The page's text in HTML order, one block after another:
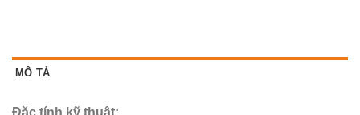
MÔ TẢ
Đặc tính kỹ thuật: